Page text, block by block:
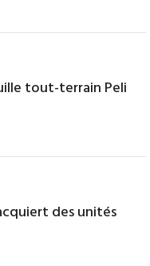
tout-terrain Peli
des unités